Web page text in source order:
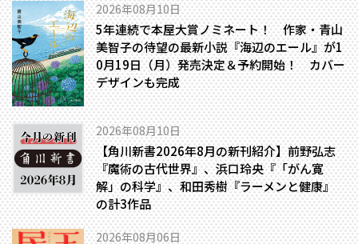
2026年08月10日
5年連続で本屋大賞ノミネート！ 作家・青山
美智子の待望の最新小説『海辺のエール』が1
0月19日（月）発売決定＆予約開始！ カバー
デザインも完成
2026年08月10日
【角川新書2026年8月の新刊紹介】前野弘志
『魔術の古代世界』、浜口玲央『「がん寛
解」の科学』、和田秀樹『ラーメンと健康』
の計3作品
2026年08月06日